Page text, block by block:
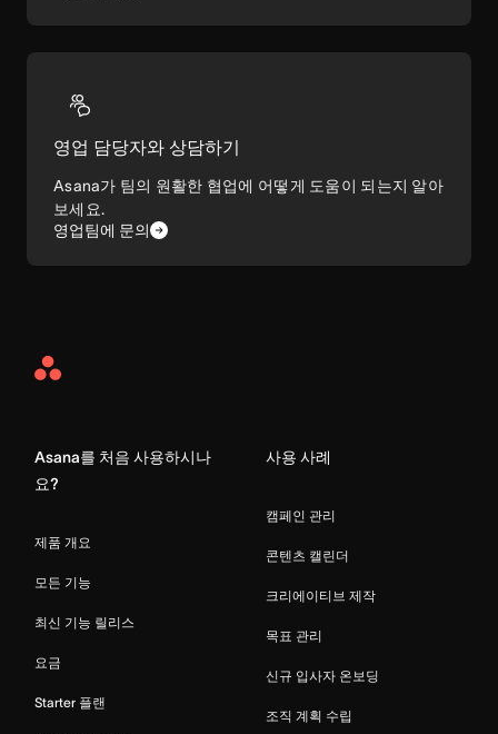
영업 담당자와 상담하기
Asana가 팀의 원활한 협업에 어떻게 도움이 되는지 알아
보세요.
영업팀에 문의
Asana
Asana를 처음 사용하시나
요?
제품 개요
모든 기능
최신 기능 릴리스
요금
Starter 플랜
사용 사례
캠페인 관리
콘텐츠 캘린더
크리에이티브 제작
목표 관리
신규 입사자 온보딩
조직 계획 수립